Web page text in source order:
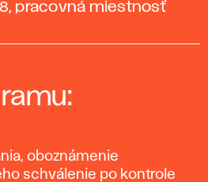
pracovná miestnosť
oboznámenie
schválenie po kontrole